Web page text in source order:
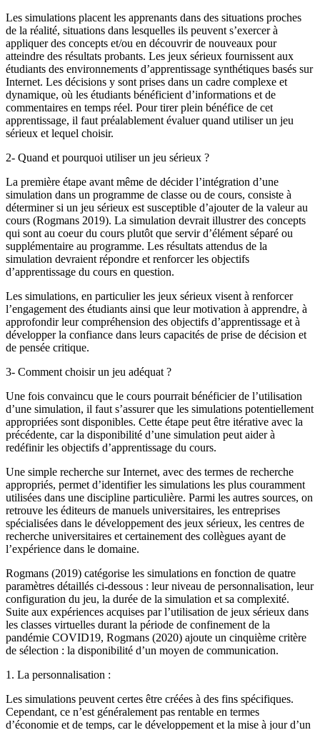
Les simulations placent les apprenants dans des situations proches
de la réalité, situations dans lesquelles ils peuvent s’exercer à
appliquer des concepts et/ou en découvrir de nouveaux pour
atteindre des résultats probants. Les jeux sérieux fournissent aux
étudiants des environnements d’apprentissage synthétiques basés sur
Internet. Les décisions y sont prises dans un cadre complexe et
dynamique, où les étudiants bénéficient d’informations et de
commentaires en temps réel. Pour tirer plein bénéfice de cet
apprentissage, il faut préalablement évaluer quand utiliser un jeu
sérieux et lequel choisir.
2- Quand et pourquoi utiliser un jeu sérieux ?
La première étape avant même de décider l’intégration d’une
simulation dans un programme de classe ou de cours, consiste à
déterminer si un jeu sérieux est susceptible d’ajouter de la valeur au
cours (Rogmans 2019). La simulation devrait illustrer des concepts
qui sont au coeur du cours plutôt que servir d’élément séparé ou
supplémentaire au programme. Les résultats attendus de la
simulation devraient répondre et renforcer les objectifs
d’apprentissage du cours en question.
Les simulations, en particulier les jeux sérieux visent à renforcer
l’engagement des étudiants ainsi que leur motivation à apprendre, à
approfondir leur compréhension des objectifs d’apprentissage et à
développer la confiance dans leurs capacités de prise de décision et
de pensée critique.
3- Comment choisir un jeu adéquat ?
Une fois convaincu que le cours pourrait bénéficier de l’utilisation
d’une simulation, il faut s’assurer que les simulations potentiellement
appropriées sont disponibles. Cette étape peut être itérative avec la
précédente, car la disponibilité d’une simulation peut aider à
redéfinir les objectifs d’apprentissage du cours.
Une simple recherche sur Internet, avec des termes de recherche
appropriés, permet d’identifier les simulations les plus couramment
utilisées dans une discipline particulière. Parmi les autres sources, on
retrouve les éditeurs de manuels universitaires, les entreprises
spécialisées dans le développement des jeux sérieux, les centres de
recherche universitaires et certainement des collègues ayant de
l’expérience dans le domaine.
Rogmans (2019) catégorise les simulations en fonction de quatre
paramètres détaillés ci-dessous : leur niveau de personnalisation, leur
configuration du jeu, la durée de la simulation et sa complexité.
Suite aux expériences acquises par l’utilisation de jeux sérieux dans
les classes virtuelles durant la période de confinement de la
pandémie COVID19, Rogmans (2020) ajoute un cinquième critère
de sélection : la disponibilité d’un moyen de communication.
1. La personnalisation :
Les simulations peuvent certes être créées à des fins spécifiques.
Cependant, ce n’est généralement pas rentable en termes
d’économie et de temps, car le développement et la mise à jour d’un